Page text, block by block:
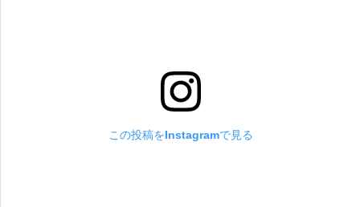
この投稿をInstagramで見る